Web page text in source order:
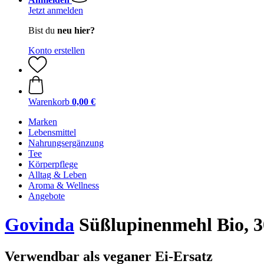
Jetzt anmelden
Bist du neu hier?
Konto erstellen
Warenkorb 0,00 €
Marken
Lebensmittel
Nahrungsergänzung
Tee
Körperpflege
Alltag & Leben
Aroma & Wellness
Angebote
Govinda Süßlupinenmehl Bio,
Verwendbar als veganer Ei-Ersatz